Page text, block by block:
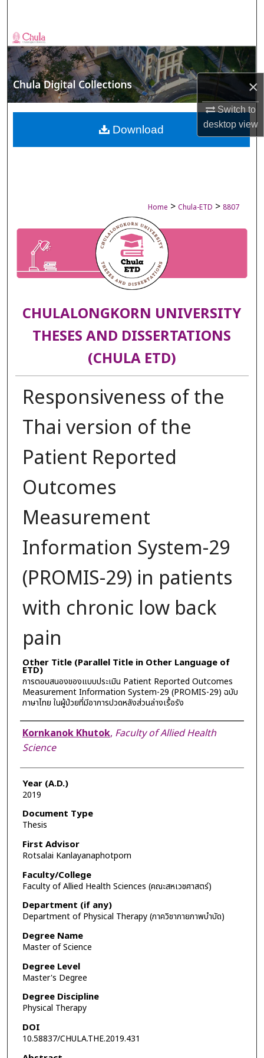
×
Switch to
desktopview
Browse Collections
My Account
About
Digital Commons Network™
Home > Chula-ETD > 8807
CHULALONGKORN UNIVERSITY
THESES AND DISSERTATIONS
(CHULA ETD)
Responsiveness of the
Thai version of the
Patient Reported
Outcomes
Measurement
Information System-29
(PROMIS-29) in patients
with chronic low back
pain
Other Title (Parallel Title in Other Language of
ETD)
การตอบสนองของแบบประเมิน Patient Reported Outcomes
Measurement Information System-29 (PROMIS-29) ฉบับ
ภาษาไทย ในผู้ป่วยที่มีอาการปวดหลังส่วนล่างเรื้อรัง
Author
Kornkanok Khutok, Faculty of Allied Health
Science
Year (A.D.)
2019
Document Type
Thesis
First Advisor
Rotsalai Kanlayanaphotporn
Faculty/College
Faculty of Allied Health Sciences (คณะสหเวชศาสตร์)
Department (if any)
Department of Physical Therapy (ภาควิชากายภาพบำบัด)
Degree Name
Master of Science
Degree Level
Master's Degree
Degree Discipline
Physical Therapy
DOI
10.58837/CHULA.THE.2019.431
Download